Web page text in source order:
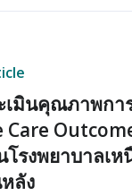
เมินคุณภาพกา
Care
โรงพยาบาลเ
ลัง